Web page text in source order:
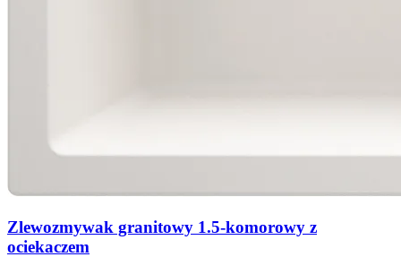
Zlewozmywak granitowy 1.5-komorowy z
ociekaczem